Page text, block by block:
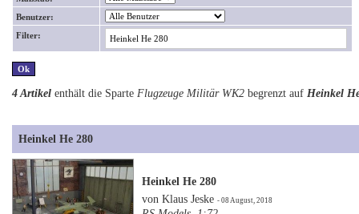
Benutzer:
Filter:
4 Artikel enthält die Sparte Flugzeuge Militär WK2 begrenzt auf Heinkel
Heinkel He 280
Heinkel He 280
von Klaus Jeske- 08 August, 2018